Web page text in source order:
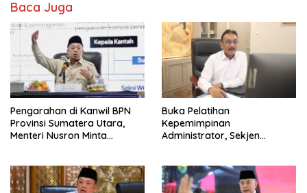
Baca Juga
Pengarahan di Kanwil BPN
Provinsi Sumatera Utara,
Menteri Nusron Minta
Masyarakat
Buka Pelatihan
Kepemimpinan
Administrator, Sekjen
Hasilkan Kerja Berdampak
bagi Masyarakat